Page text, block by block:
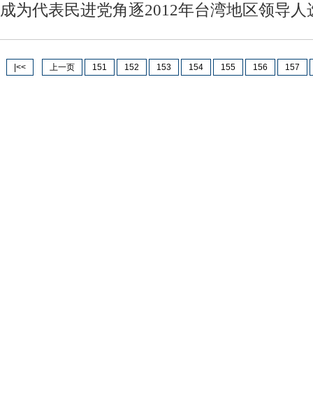
成为代表民进党角逐2012年台湾地区领导
|<< 上一页 151 152 153 154 155 156 157